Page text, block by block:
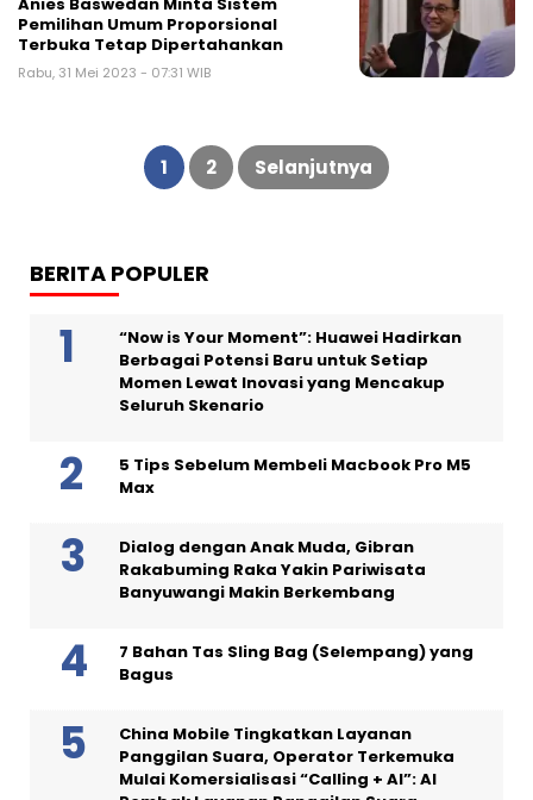
Pemilihan Umum Proporsional
Terbuka Tetap Dipertahankan
Rabu, 31 Mei 2023 - 07:31 WIB
Paginasi
1 2 Selanjutnya
BERITA POPULER
“Now is Your Moment”: Huawei Hadirkan
Berbagai Potensi Baru untuk Setiap
Momen Lewat Inovasi yang Mencakup
Seluruh Skenario
5 Tips Sebelum Membeli Macbook Pro M5
Max
Dialog dengan Anak Muda, Gibran
Rakabuming Raka Yakin Pariwisata
Banyuwangi Makin Berkembang
7 Bahan Tas Sling Bag (Selempang) yang
Bagus
China Mobile Tingkatkan Layanan
Panggilan Suara, Operator Terkemuka
Mulai Komersialisasi “Calling + AI”: AI